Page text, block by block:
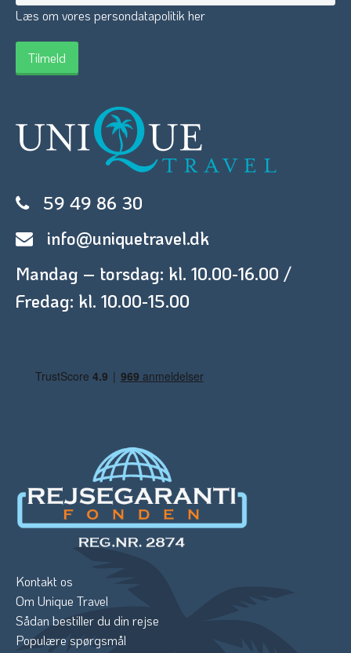
Læs om vores persondatapolitik her
59 49 86 30
info@uniquetravel.dk
Mandag – torsdag: kl. 10.00-16.00 /
Fredag: kl. 10.00-15.00
Kontakt os
Om Unique Travel
Sådan bestiller du din rejse
Populære spørgsmål